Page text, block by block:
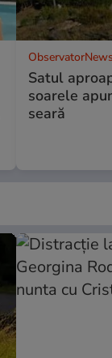
Satul
soarele
seară